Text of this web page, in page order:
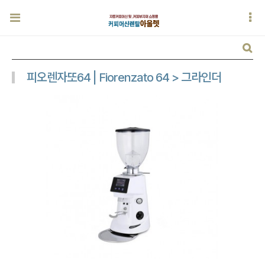
피오렌자또64 | Fiorenzato 64 > 그라인더